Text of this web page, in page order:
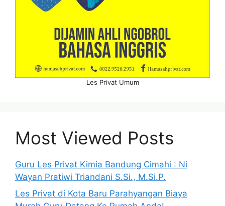
Les Privat Umum
Most Viewed Posts
Guru Les Privat Kimia Bandung Cimahi : Ni
Wayan Pratiwi Triandani S.Si., M.Si.P.
Les Privat di Kota Baru Parahyangan Biaya